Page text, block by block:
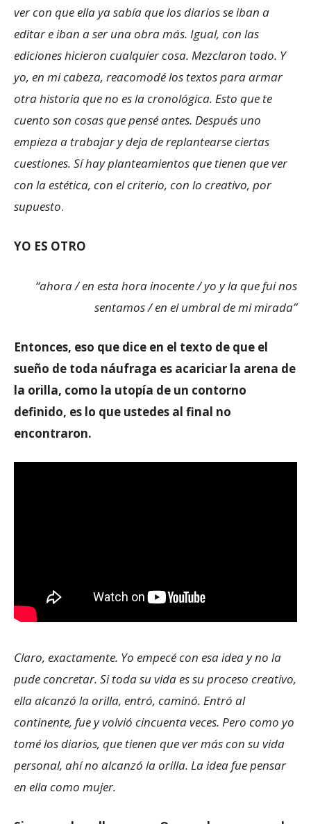
ver con que ella ya sabía que los diarios se iban a
editar e iban a ser una obra más. Igual, con las
ediciones hicieron cualquier cosa. Mezclaron todo. Y
yo, en mi cabeza, reacomodé los textos para armar
otra historia que no es la cronológica. Esto que te
cuento son cosas que pensé antes. Después uno
empieza a trabajar y deja de replantearse ciertas
cuestiones. Sí hay planteamientos que tienen que ver
con la estética, con el criterio, con lo creativo, por
supuesto.
YO ES OTRO
“ahora / en esta hora inocente / yo y la que fui nos
sentamos / en el umbral de mi mirada”
Entonces, eso que dice en el texto de que el
sueño de toda náufraga es acariciar la arena de
la orilla, como la utopía de un contorno
definido, es lo que ustedes al final no
encontraron.
Claro, exactamente. Yo empecé con esa idea y no la
pude concretar. Si toda su vida es su proceso creativo,
ella alcanzó la orilla, entró, caminó. Entró al
continente, fue y volvió cincuenta veces. Pero como yo
tomé los diarios, que tienen que ver más con su vida
personal, ahí no alcanzó la orilla. La idea fue pensar
en ella como mujer.